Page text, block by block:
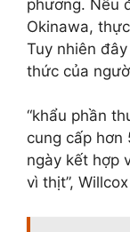
phương. Nếu
Okinawa,
Tuy nhiên
thức của
“khẩu phần
cung cấp hơn
ngày kết hợp
vì thịt”,